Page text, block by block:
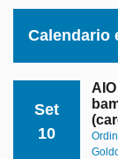
Calendario
Set
10